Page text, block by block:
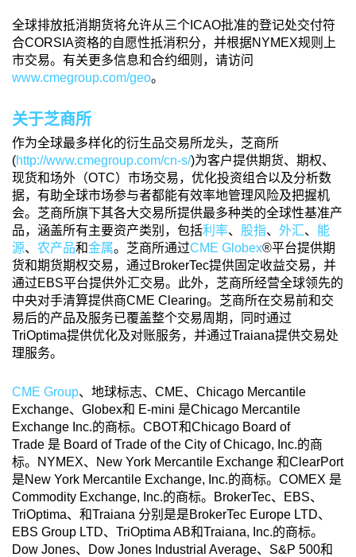
全球排放抵消期货将允许从三个ICAO批准的登记处交付符
合CORSIA资格的自愿性抵消积分，并根据NYMEX规则上
市交易。有关更多信息和合约细则，请访问
www.cmegroup.com/geo。
关于芝商所
作为全球最多样化的衍生品交易所龙头，芝商所
(http://www.cmegroup.com/cn-s/)为客户提供期货、期权、
现货和场外（OTC）市场交易，优化投资组合以及分析数
据，有助全球市场参与者都能有效率地管理风险及把握机
会。芝商所旗下其各大交易所提供最多种类的全球性基准产
品，涵盖所有主要资产类别，包括利率、 股指、 外汇、 能
源、 农产品和金属。芝商所通过CME Globex®平台提供期
货和期货期权交易，通过BrokerTec提供固定收益交易，并
通过EBS平台提供外汇交易。此外，芝商所经营全球领先的
中央对手清算提供商CME Clearing。芝商所在交易前和交
易后的产品及服务已覆盖整个交易周期，同时通过
TriOptima提供优化及对账服务，并通过Traiana提供交易处
理服务。
CME Group、地球标志、CME、Chicago Mercantile
Exchange、Globex和 E-mini 是Chicago Mercantile
Exchange Inc.的商标。CBOT和Chicago Board of
Trade 是 Board of Trade of the City of Chicago, Inc.的商
标。NYMEX、New York Mercantile Exchange 和ClearPort
是New York Mercantile Exchange, Inc.的商标。COMEX 是
Commodity Exchange, Inc.的商标。BrokerTec、EBS、
TriOptima、和Traiana 分别是是BrokerTec Europe LTD、
EBS Group LTD、TriOptima AB和Traiana, Inc.的商标。
Dow Jones、Dow Jones Industrial Average、S&P 500和